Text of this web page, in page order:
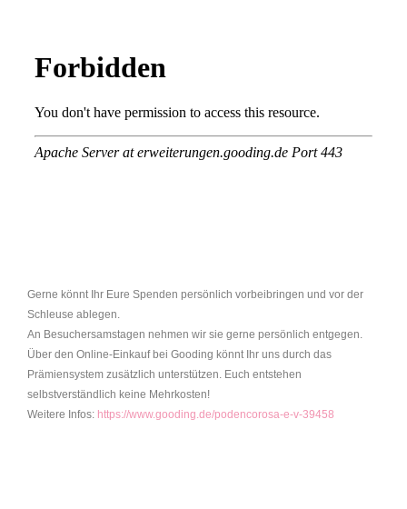
Gerne könnt Ihr Eure Spenden persönlich vorbeibringen und vor der
Schleuse ablegen.
An Besuchersamstagen nehmen wir sie gerne persönlich entgegen.
Über den Online-Einkauf bei Gooding könnt Ihr uns durch das
Prämiensystem zusätzlich unterstützen. Euch entstehen
selbstverständlich keine Mehrkosten!
Weitere Infos: https://www.gooding.de/podencorosa-e-v-39458